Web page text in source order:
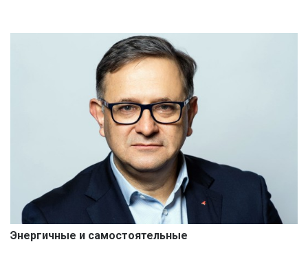
Энергичные и самостоятельные